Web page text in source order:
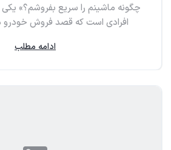
چگونه ماشینم را سریع بفروشم؟» یکی
افرادی است که قصد فروش خودرو
ادامه مطلب